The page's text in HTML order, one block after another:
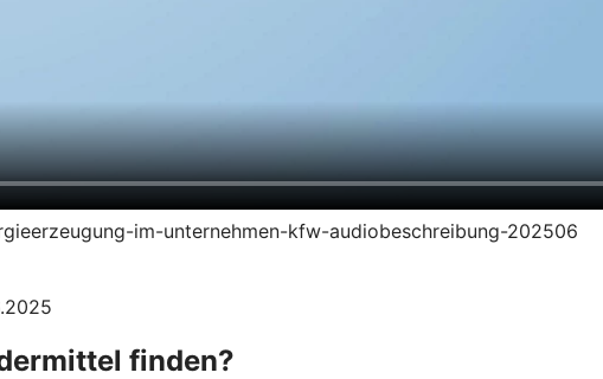
im-unternehmen-kfw-audiobeschreibung-202506
finden?